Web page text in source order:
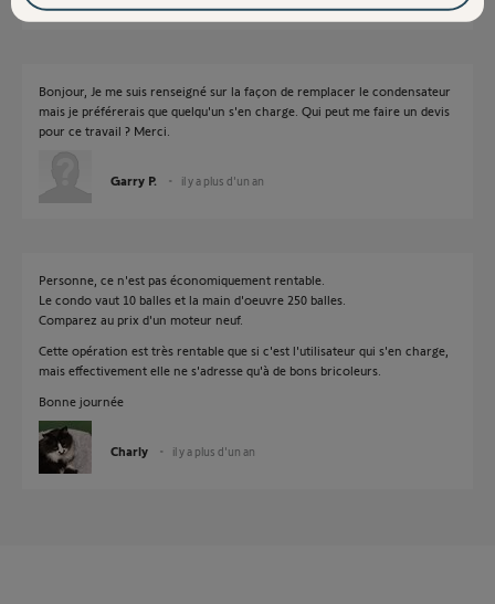
Bonjour, Je me suis renseigné sur la façon de remplacer le condensateur
mais je préférerais que quelqu'un s'en charge. Qui peut me faire un devis
pour ce travail ? Merci.
Garry P. il y a plus d'un an
Personne, ce n'est pas économiquement rentable.
Le condo vaut 10 balles et la main d'oeuvre 250 balles.
Comparez au prix d'un moteur neuf.
Cette opération est très rentable que si c'est l'utilisateur qui s'en charge,
mais effectivement elle ne s'adresse qu'à de bons bricoleurs.
Bonne journée
Charly il y a plus d'un an